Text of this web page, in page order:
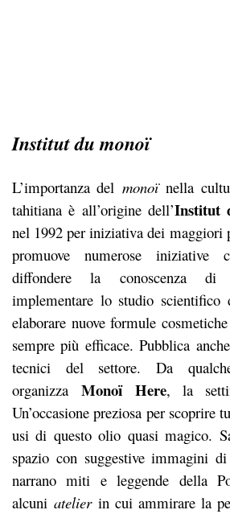
Institut du monoï
L’importanza del monoïnella
tahitiana è all’origine dell’Institut
nel 1992 per iniziativa dei maggiori
promuove numerose
diffondere la conoscenza di
implementare lo studio scientifico
elaborare nuove formule
sempre più efficace. Pubblica
tecnici del settore. Da
organizzaMonoї Here, la
Un’occasione preziosa per scoprire
usi di questo olio quasi magico.
spazio con suggestive immagini
narrano miti e leggende della
alcuni atelierin cui ammirare la